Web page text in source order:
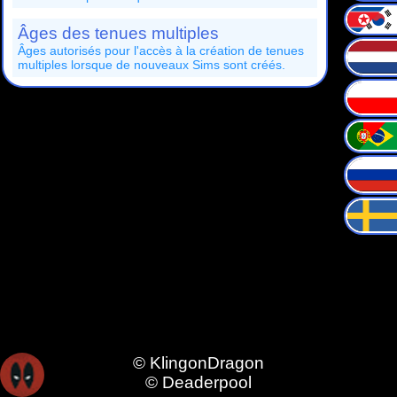
Âges des tenues multiples
Âges autorisés pour l'accès à la création de tenues
multiples lorsque de nouveaux Sims sont créés.
© KlingonDragon
© Deaderpool